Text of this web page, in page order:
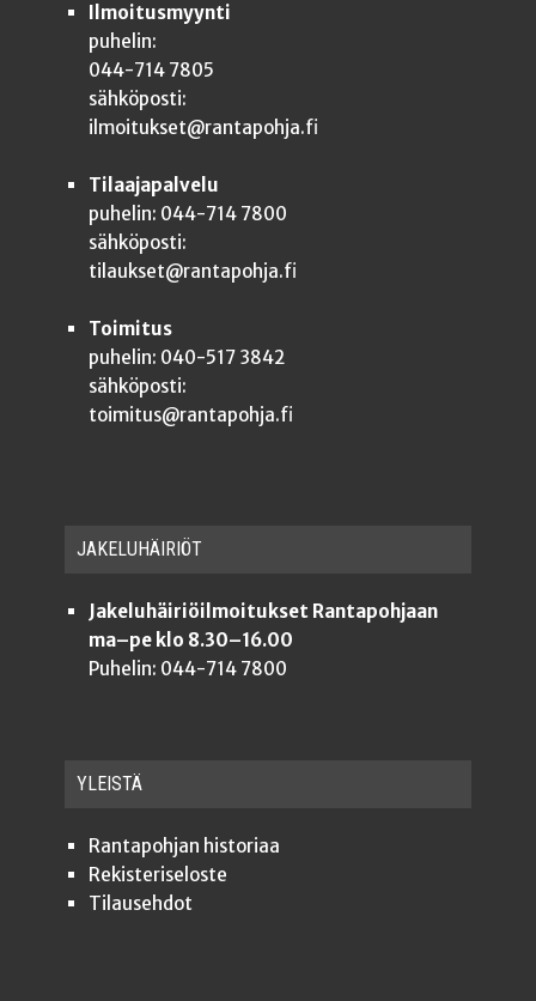
Ilmoitusmyynti
puhelin:
044-714 7805
sähköposti:
ilmoitukset@rantapohja.fi
Tilaajapalvelu
puhelin: 044-714 7800
sähköposti:
tilaukset@rantapohja.fi
Toimitus
puhelin: 040-517 3842
sähköposti:
toimitus@rantapohja.fi
JAKE­LU­HÄI­RIÖT
Jakeluhäiriöilmoitukset Rantapohjaan
ma–pe klo 8.30–16.00
Puhelin: 044-714 7800
YLEISTÄ
Ran­ta­poh­jan historiaa
Rekis­te­ri­se­los­te
Tilauseh­dot